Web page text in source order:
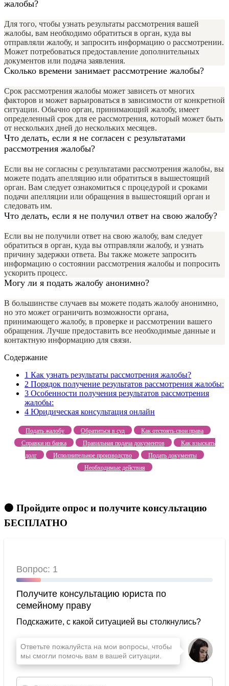
жалобы?
Для того, чтобы узнать результаты рассмотрения вашей
жалобы, вам необходимо обратиться в орган, куда вы
отправляли жалобу, и запросить информацию о рассмотрении.
Может потребоваться предоставление дополнительных
документов или подача заявления.
Сколько времени занимает рассмотрение жалобы?
Срок рассмотрения жалобы может зависеть от многих
факторов и может варьироваться в зависимости от конкретной
ситуации. Обычно орган, принимающий жалобу, имеет
определенный срок для ее рассмотрения, который может быть
от нескольких дней до нескольких месяцев.
Что делать, если я не согласен с результатами
рассмотрения жалобы?
Если вы не согласны с результатами рассмотрения жалобы, вы
можете подать апелляцию или обратиться в вышестоящий
орган. Вам следует ознакомиться с процедурой и сроками
подачи апелляции или обращения в вышестоящий орган и
следовать им.
Что делать, если я не получил ответ на свою жалобу?
Если вы не получили ответ на свою жалобу, вам следует
обратиться в орган, куда вы отправляли жалобу, и узнать
причину задержки ответа. Вы также можете запросить
информацию о состоянии рассмотрения жалобы и попросить
ускорить процесс.
Могу ли я подать жалобу анонимно?
В большинстве случаев вы можете подать жалобу анонимно,
но это может ограничить возможности органа,
принимающего жалобу, в проверке и рассмотрении вашего
обращения. Лучше предоставить все необходимые данные и
контактную информацию для связи.
Содержание
1 Как узнать результаты рассмотрения жалобы?
2 Порядок получение результатов рассмотрения жалобы:
3 Особенности получения результатов рассмотрения
жалобы:
4 Юридическая консультация онлайн
Подать жалобу Обратиться в суд
Как отстоять свои права
Справки из банка
Правильная подача документов
Как взыскать
долг
Исполнительное производство
Подать документы
Необходимые действия
🟠 Пройдите опрос и получите консультацию
БЕСПЛАТНО